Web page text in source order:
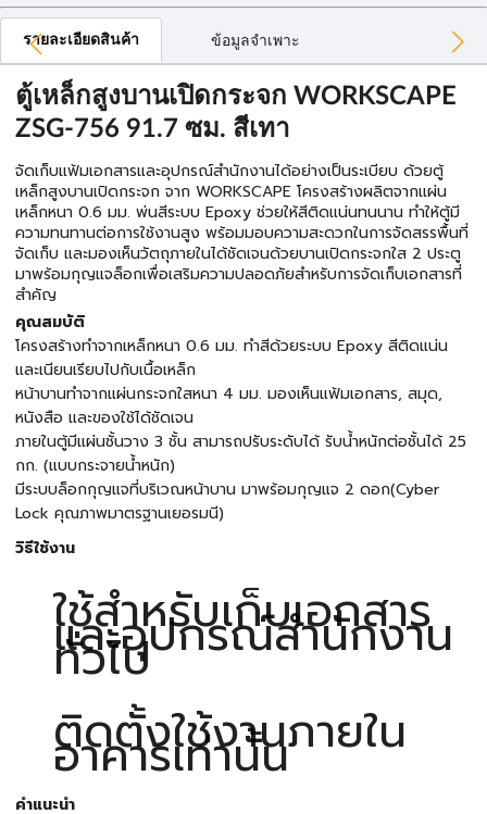
รายละเอียดสินค้า ข้อมูลจำเพาะ
ตู้เหล็กสูงบานเปิดกระจก WORKSCAPE
ZSG-756 91.7 ซม. สีเทา
จัดเก็บแฟ้มเอกสารและอุปกรณ์สำนักงานได้อย่างเป็นระเบียบ ด้วยตู้
เหล็กสูงบานเปิดกระจก จาก WORKSCAPE โครงสร้างผลิตจากแผ่น
เหล็กหนา 0.6 มม. พ่นสีระบบ Epoxy ช่วยให้สีติดแน่นทนนาน ทำให้ตู้มี
ความทนทานต่อการใช้งานสูง พร้อมมอบความสะดวกในการจัดสรรพื้นที่
จัดเก็บ และมองเห็นวัตถุภายในได้ชัดเจนด้วยบานเปิดกระจกใส 2 ประตู
มาพร้อมกุญแจล็อกเพื่อเสริมความปลอดภัยสำหรับการจัดเก็บเอกสารที่
สำคัญ
คุณสมบัติ
โครงสร้างทำจากเหล็กหนา 0.6 มม. ทำสีด้วยระบบ Epoxy สีติดแน่น
และเนียนเรียบไปกับเนื้อเหล็ก
หน้าบานทำจากแผ่นกระจกใสหนา 4 มม. มองเห็นแฟ้มเอกสาร, สมุด,
หนังสือ และของใช้ได้ชัดเจน
ภายในตู้มีแผ่นชั้นวาง 3 ชั้น สามารถปรับระดับได้ รับน้ำหนักต่อชั้นได้ 25
กก. (แบบกระจายน้ำหนัก)
มีระบบล็อกกุญแจที่บริเวณหน้าบาน มาพร้อมกุญแจ 2 ดอก(Cyber
Lock คุณภาพมาตรฐานเยอรมนี)
วิธีใช้งาน
ใช้สำหรับเก็บเอกสาร
และอุปกรณ์สำนักงาน
ทั่วไป
ติดตั้งใช้งานภายใน
อาคารเท่านั้น
คำแนะนำ